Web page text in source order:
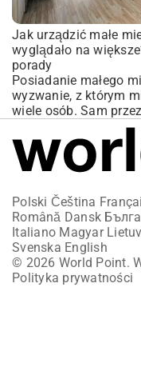
Jak urządzić małe
wyglądało na
porady
Posiadanie małego
wyzwanie, z którym
wiele osób. Sam
Polski Čeština
Română Dansk
Italiano Magyar
Svenska English
© 2026 World Point.
Polityka prywatności